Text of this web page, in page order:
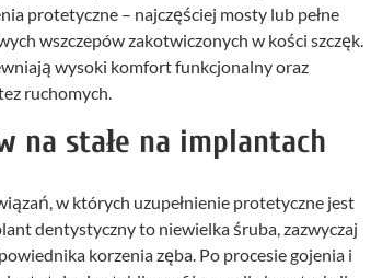
protetyczne – najczęściej mosty lub pełne
wszczepów zakotwiczonych w kości szczęk.
wysoki komfort funkcjonalny oraz
ruchomych.
na stałe na implantach
w których uzupełnienie protetyczne jest
dentystyczny to niewielka śruba, zazwyczaj
korzenia zęba. Po procesie gojenia i